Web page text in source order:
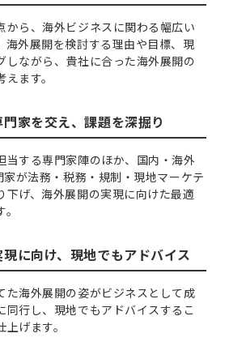
から、海外ビジネスに関わる幅広い
海外展開を検討する理由や目標、現
しながら、貴社に合った海外展開の
ます。
家を交え、課題を深掘り
当する専門家陣のほか、国内・海外
が法務・税務・規制・現地マーケテ
下げ、海外展開の実現に向けた最適
に向け、現地でもアドバイス
た海外展開の姿がビジネスとして成
同行し、現地でもアドバイスするこ
げます。